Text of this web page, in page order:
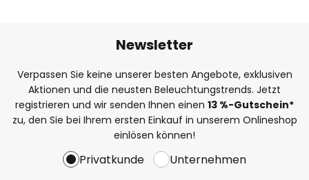
Newsletter
Verpassen Sie keine unserer besten Angebote, exklusiven
Aktionen und die neusten Beleuchtungstrends. Jetzt
registrieren und wir senden Ihnen einen 13 %-Gutschein*
zu, den Sie bei Ihrem ersten Einkauf in unserem Onlineshop
einlösen können!
Privatkunde Unternehmen